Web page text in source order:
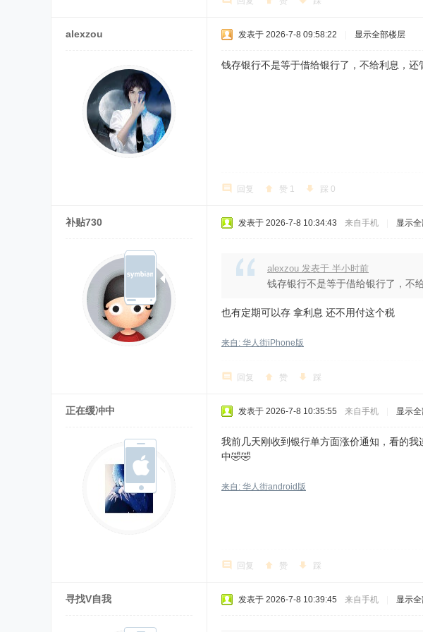
alexzou 发表于 2026-7-8 09:58:22 显示全部楼层
钱存银行不是等于借给银行了，不给利息，还
回复 赞 1 踩 0
补贴730 发表于 2026-7-8 10:34:43 来自手机 显示
alexzou 发表于 半小时前
钱存银行不是等于借给银行了，不
也有定期可以存 拿利息 还不用付这个税
来自: 华人街iPhone版
回复 赞 踩
正在缓冲中 发表于 2026-7-8 10:35:55 来自手机 显示
我前几天刚收到银行单方面涨价通知，看的
中🤣🤣
来自: 华人街android版
回复 赞 踩
寻找V自我 发表于 2026-7-8 10:39:45 来自手机 显示